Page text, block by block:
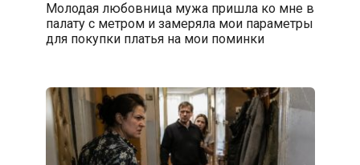
Молодая любовница мужа пришла ко мне в
палату с метром и замеряла мои параметры
для покупки платья на мои поминки